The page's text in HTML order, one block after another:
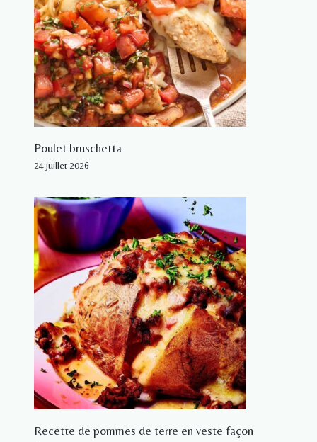
Poulet bruschetta
24 juillet 2026
Recette de pommes de terre en veste façon